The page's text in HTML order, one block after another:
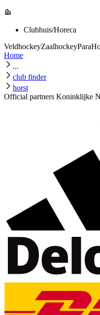
Clubhuis/Horeca
VeldhockeyZaalhockey
Home
...
club finder
horst
Official partners Koninklijke